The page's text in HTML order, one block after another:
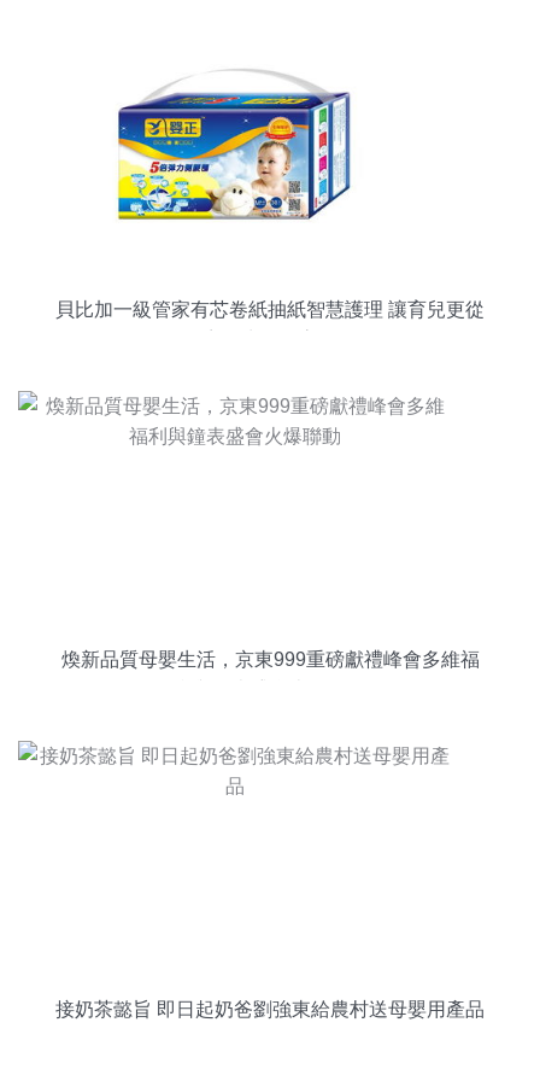
貝比加一級管家有芯卷紙抽紙智慧護理 讓育兒更從
煥新品質母嬰生活，京東999重磅獻禮峰會多維福
接奶茶懿旨 即日起奶爸劉強東給農村送母嬰用產品